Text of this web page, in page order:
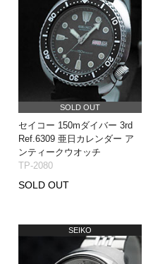
SOLD OUT
セイコー 150mダイバー 3rd
Ref.6309 亜日カレンダー ア
ンティークウオッチ
TP-2080
SOLD OUT
SEIKO